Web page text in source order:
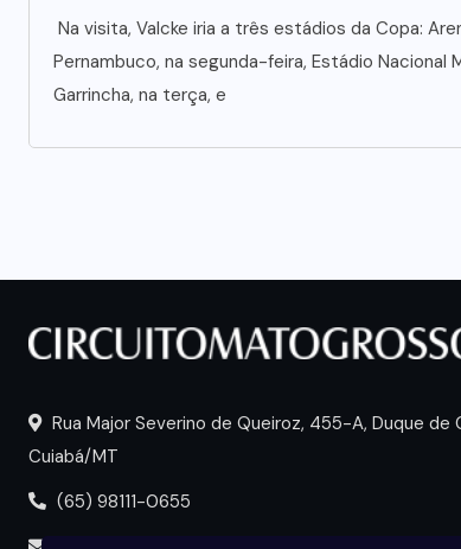
Na visita, Valcke iria a três estádios da Copa:
Pernambuco, na segunda-feira, Estádio Nacional
Garrincha, na terça, e
Rua Major Severino de Queiroz, 455-A, Duque de
Cuiabá/MT
(65) 98111-0655